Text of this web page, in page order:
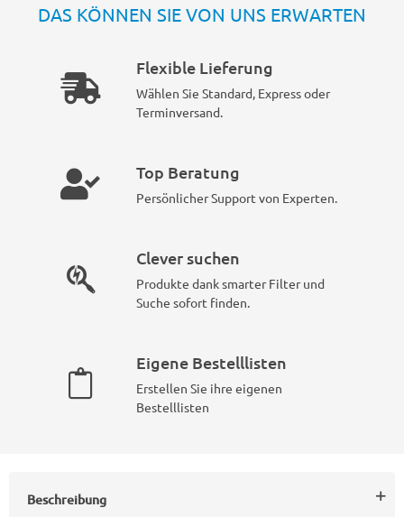
DAS KÖNNEN SIE VON UNS ERWARTEN
Flexible Lieferung
Wählen Sie Standard, Express oder
Terminversand.
Top Beratung
Persönlicher Support von Experten.
Clever suchen
Produkte dank smarter Filter und
Suche sofort finden.
Eigene Bestelllisten
Erstellen Sie ihre eigenen
Bestelllisten
Beschreibung